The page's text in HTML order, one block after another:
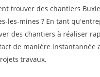
trouver des chantiers
les-mines ? En tant
des chantiers à réaliser
de manière instantannée
travaux.